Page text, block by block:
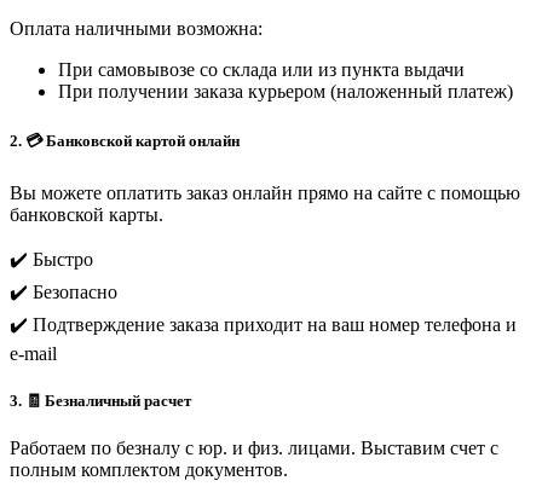
Оплата наличными возможна:
При самовывозе со склада или из пункта выдачи
При получении заказа курьером (наложенный платеж)
2. 💳 Банковской картой онлайн
Вы можете оплатить заказ онлайн прямо на сайте с помощью
банковской карты.
✔️ Быстро
✔️ Безопасно
✔️ Подтверждение заказа приходит на ваш номер телефона и
e-mail
3. 🧾 Безналичный расчет
Работаем по безналу с юр. и физ. лицами. Выставим счет с
полным комплектом документов.